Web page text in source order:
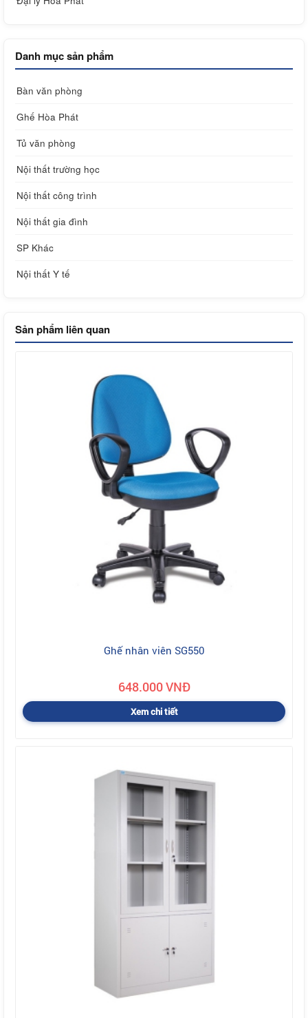
Danh mục sản phẩm
Bàn văn phòng
Ghế Hòa Phát
Tủ văn phòng
Nội thất trường học
Nội thất công trình
Nội thất gia đình
SP Khác
Nội thất Y tế
Sản phẩm liên quan
Ghế nhân viên SG550
648.000 VNĐ
Xem chi tiết